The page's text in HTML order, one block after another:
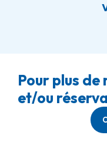
Pour plus de
et/ou